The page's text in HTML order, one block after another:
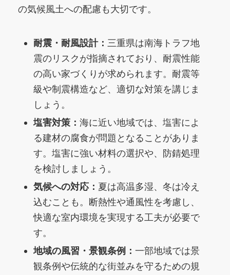
の気候風土への配慮も大切です。
耐震・耐風設計： 三重県は南海トラフ地
震のリスクが指摘されており、耐震性能
の高い家づくりが求められます。耐震等
級や制震構造など、適切な対策を講じま
しょう。
塩害対策： 海に近い地域では、塩害によ
る建材の腐食が問題となることがありま
す。塩害に強い材料の選択や、防錆処理
を検討しましょう。
気候への対応： 夏は高温多湿、冬は冷え
込むことも。断熱性や通風性を考慮し、
快適な室内環境を実現する工夫が必要で
す。
地域の風習・景観条例： 一部地域では景
観条例や伝統的な街並みを守るための規